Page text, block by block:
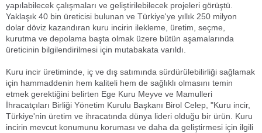
yapılabilecek çalışmaları ve geliştirilebilecek projeleri görüştü.
Yaklaşık 40 bin üreticisi bulunan ve Türkiye'ye yıllık 250 milyon
dolar döviz kazandıran kuru incirin ilekleme, üretim, seçme,
kurutma ve depolama başta olmak üzere bütün aşamalarında
üreticinin bilgilendirilmesi için mutabakata varıldı.
Kuru incir üretiminde, iç ve dış satımında sürdürülebilirliği sağlamak
için hammaddenin hem kaliteli hem de sağlıklı olmasını temin
etmek gerektiğini belirten Ege Kuru Meyve ve Mamulleri
İhracatçıları Birliği Yönetim Kurulu Başkanı Birol Celep, "Kuru incir,
Türkiye'nin üretim ve ihracatında dünya lideri olduğu bir ürün. Kuru
incirin mevcut konumunu koruması ve daha da geliştirmesi için ilgili